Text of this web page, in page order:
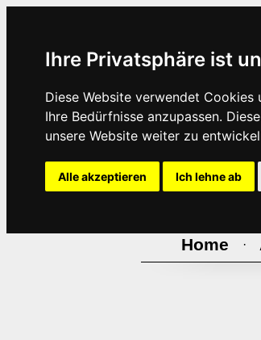
Ihre Privatsphäre ist
Diese Website verwendet Cookies
Ihre Bedürfnisse anzupassen.
unsere Website weiter zu
Alle akzeptieren Ich lehne ab
Home ·